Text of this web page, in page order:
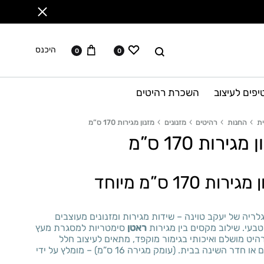
לחפש ווישליסט
0 עגלה
0 היכנס
לעיצוב השכרת רהיטים
החנות רהיטים מזנונים מזנון מגירות 170 ס”מ
170 ס”מ
170 ס”מ מיוחד
של יעקב טוינה – שידות מגירות ומזנונים מעוצבים
טבעי. שילוב מקסים בין מגירות ראטן סימטריות למסגרת מעץ
מושלם ואיכותי בגימור מוקפד, מתאים לעיצוב חלל
המגורים או חדר השינה בבית. (עומק מגירה 16 ס”מ) – מומלץ על ידי